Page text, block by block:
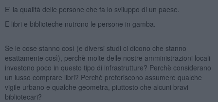
E' la qualità delle persone che fa lo sviluppo di un paese.
E libri e biblioteche nutrono le persone in gamba.
Se le cose stanno così (e diversi studi ci dicono che stanno
esattamente così), perchè molte delle nostre amministrazioni locali
investono poco in questo tipo di infrastrutture? Perchè considerano
un lusso comprare libri? Perchè preferiscono assumere qualche
vigile urbano e qualche geometra, piuttosto che alcuni bravi
bibliotecari?